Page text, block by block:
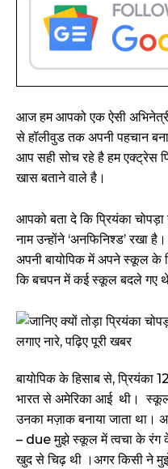
आज हम आपको एक ऐसी
से हॉलीवुड तक अपनी पहचान
आप सही सोच रहे है हम एक्ट्रेस
खास बताने वाले है।
आपको बता दे कि प्रियंका
नाम उन्होंने ‘अनफिनिश्ड’ रखा
अपनी बायोपिक में अपने स्कूल के
कि बचपन में कई स्कूल बदले गए
बायोपिक के हिसाब से, प्रियंका
भारत से अमेरिका आई थी।
उनका मज़ाक बनाया जाता था।
– due मुझे स्कूल में त्वचा के रंग
खुद से चिढ़ थी ।अगर किसी ने